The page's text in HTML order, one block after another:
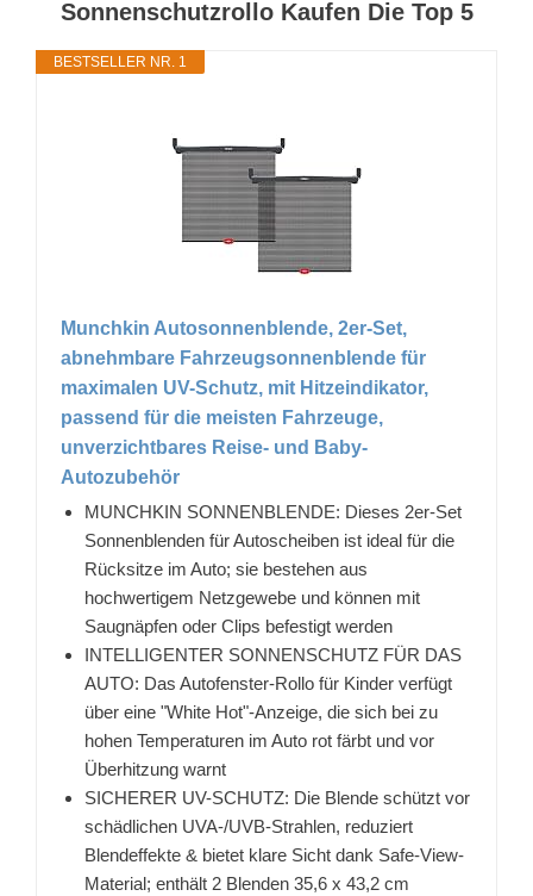
Sonnenschutzrollo Kaufen Die Top 5
BESTSELLER NR. 1
Munchkin Autosonnenblende, 2er-Set,
abnehmbare Fahrzeugsonnenblende für
maximalen UV-Schutz, mit Hitzeindikator,
passend für die meisten Fahrzeuge,
unverzichtbares Reise- und Baby-
Autozubehör
MUNCHKIN SONNENBLENDE: Dieses 2er-Set
Sonnenblenden für Autoscheiben ist ideal für die
Rücksitze im Auto; sie bestehen aus
hochwertigem Netzgewebe und können mit
Saugnäpfen oder Clips befestigt werden
INTELLIGENTER SONNENSCHUTZ FÜR DAS
AUTO: Das Autofenster-Rollo für Kinder verfügt
über eine "White Hot"-Anzeige, die sich bei zu
hohen Temperaturen im Auto rot färbt und vor
Überhitzung warnt
SICHERER UV-SCHUTZ: Die Blende schützt vor
schädlichen UVA-/UVB-Strahlen, reduziert
Blendeffekte & bietet klare Sicht dank Safe-View-
Material; enthält 2 Blenden 35,6 x 43,2 cm